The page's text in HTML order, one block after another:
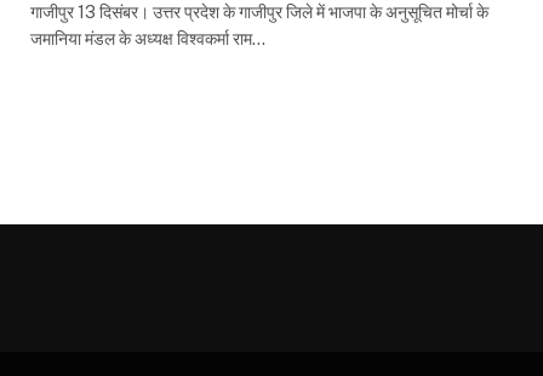
गाजीपुर 13 दिसंबर। उत्तर प्रदेश के गाजीपुर जिले में भाजपा के अनुसूचित मोर्चा के
जमानिया मंडल के अध्यक्ष विश्वकर्मा राम…